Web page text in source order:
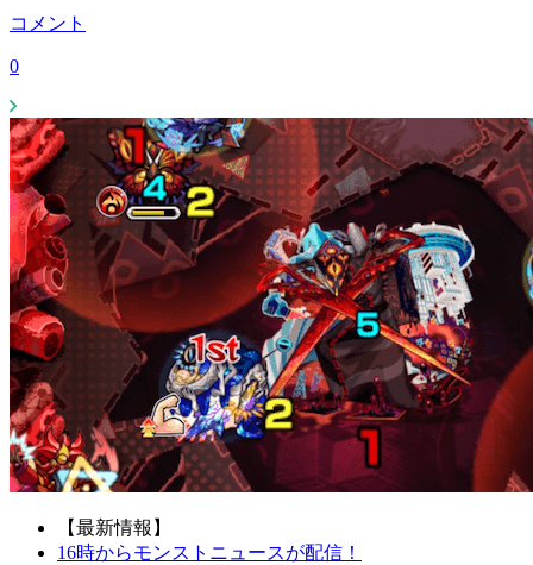
コメント
0
【最新情報】
16時からモンストニュースが配信！